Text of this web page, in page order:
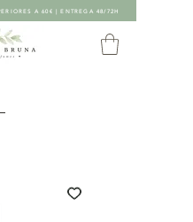
A 60€ | ENTREGA 48/72H